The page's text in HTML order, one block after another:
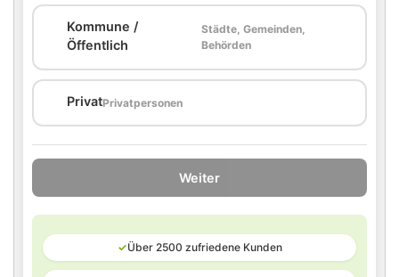
Kommune /
Öffentlich
Städte, Gemeinden,
Behörden
PrivatPrivatpersonen
Weiter
✓Über 2500 zufriedene Kunden